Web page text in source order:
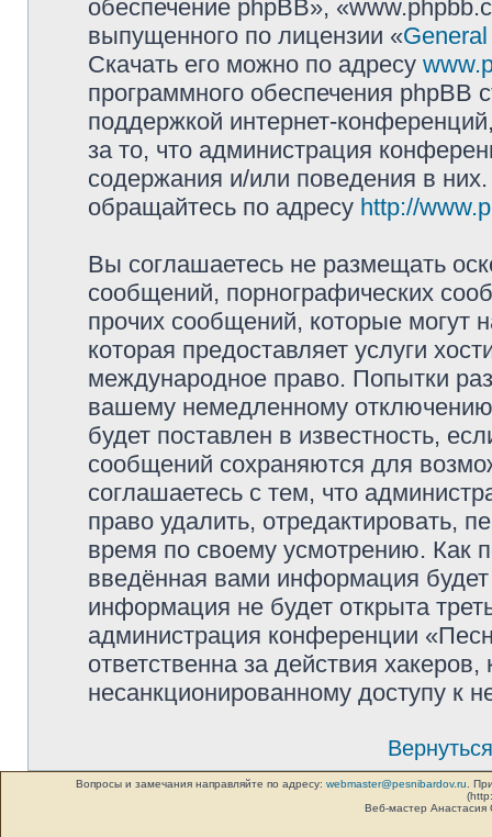
обеспечение phpBB»,
выпущенного по лицензии «
Скачать его можно по адресу
программного обеспечения phpBB
поддержкой интернет-
за то, что администрация
содержания и/или поведения в
обращайтесь по адресу http://
Вы соглашаетесь не размещать
сообщений, порнографических
прочих сообщений, которые могут
которая предоставляет услуги
международное право. Попытки
вашему немедленному
будет поставлен в известность,
сообщений сохраняются для
соглашаетесь с тем, что
право удалить, отредактировать,
время по своему усмотрению. Как
введённая вами информация
информация не будет открыта
администрация конференции
ответственна за действия
несанкционированному доступу к
Вопросы и замечания направляйте по адресу: webmaster@pesnibardov.ru .
Веб-мастер